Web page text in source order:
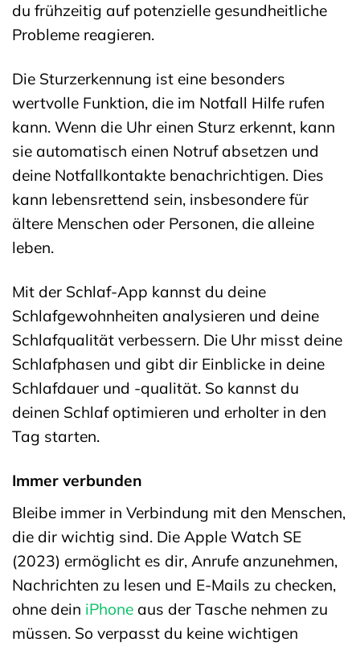
du frühzeitig auf potenzielle gesundheitliche
Probleme reagieren.
Die Sturzerkennung ist eine besonders
wertvolle Funktion, die im Notfall Hilfe rufen
kann. Wenn die Uhr einen Sturz erkennt, kann
sie automatisch einen Notruf absetzen und
deine Notfallkontakte benachrichtigen. Dies
kann lebensrettend sein, insbesondere für
ältere Menschen oder Personen, die alleine
leben.
Mit der Schlaf-App kannst du deine
Schlafgewohnheiten analysieren und deine
Schlafqualität verbessern. Die Uhr misst deine
Schlafphasen und gibt dir Einblicke in deine
Schlafdauer und -qualität. So kannst du
deinen Schlaf optimieren und erholter in den
Tag starten.
Immer verbunden
Bleibe immer in Verbindung mit den Menschen,
die dir wichtig sind. Die Apple Watch SE
(2023) ermöglicht es dir, Anrufe anzunehmen,
Nachrichten zu lesen und E-Mails zu checken,
ohne dein iPhone aus der Tasche nehmen zu
müssen. So verpasst du keine wichtigen